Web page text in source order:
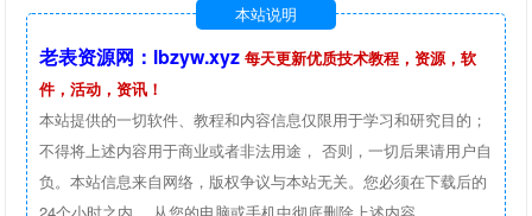
本站说明
老表资源网：lbzyw.xyz 每天更新优质技术教程，资源，软
件，活动，资讯！
本站提供的一切软件、教程和内容信息仅限用于学习和研究目的；
不得将上述内容用于商业或者非法用途， 否则，一切后果请用户自
负。本站信息来自网络，版权争议与本站无关。您必须在下载后的
24个小时之内 ，从您的电脑或手机中彻底删除上述内容。